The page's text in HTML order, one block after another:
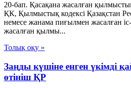
20-бап. Қасақана жасалған
ҚК, Қылмыстық кодексi Қазақстан
немесе жанама пиғылмен жасалған іс-
жасалған қылмы...
Толық оқу »
Заңды күшіне енген үкімді
өтініш ҚР